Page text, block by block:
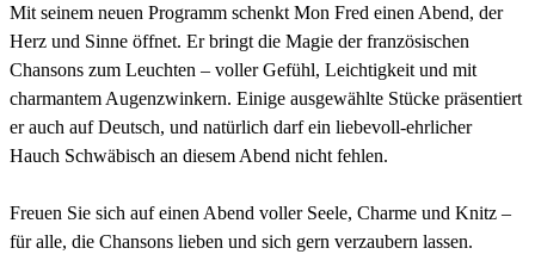
Mit seinem neuen Programm schenkt Mon Fred einen Abend, der
Herz und Sinne öffnet. Er bringt die Magie der französischen
Chansons zum Leuchten – voller Gefühl, Leichtigkeit und mit
charmantem Augenzwinkern. Einige ausgewählte Stücke präsentiert
er auch auf Deutsch, und natürlich darf ein liebevoll-ehrlicher
Hauch Schwäbisch an diesem Abend nicht fehlen.
Freuen Sie sich auf einen Abend voller Seele, Charme und Knitz –
für alle, die Chansons lieben und sich gern verzaubern lassen.